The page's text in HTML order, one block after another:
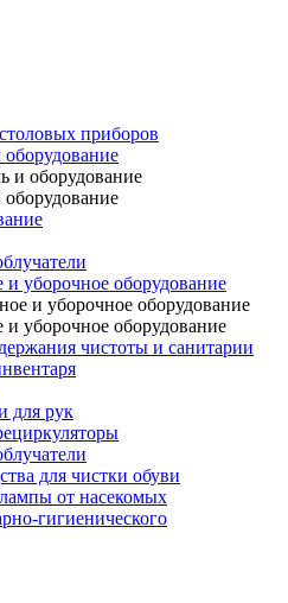
приборов
и оборудование
и уборочное оборудование
и уборочное оборудование
и уборочное оборудование
чистоты и санитарии
для рук
для чистки обуви
от насекомых
гигиенического